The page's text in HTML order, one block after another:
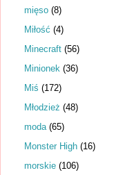
mięso (8)
Miłość (4)
Minecraft (56)
Minionek (36)
Miś (172)
Młodzież (48)
moda (65)
Monster High (16)
morskie (106)